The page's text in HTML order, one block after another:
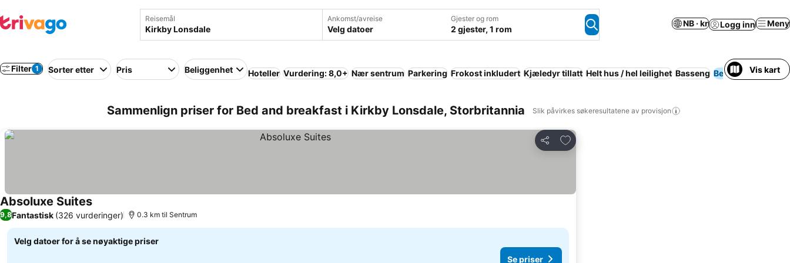
Reisemål Ankomst/avreise
Velg datoer
Gjester og rom
2 gjester, 1 rom
NB · kr Logg inn Meny
Filter 1 Sorter etter Pris Beliggenhet Hoteller Vurdering: 8,0+ Nær sentrum Parkering Frokost inkludert Kjæledyr tillatt Helt hus / hel leilighet Basseng Bed and breakfast
Vis kart
Sammenlign priser for Bed and breakfast i Kirkby Lonsdale, Storbritannia Slik påvirkes søkeresultatene av provisjon
Del
Legg til i favoritter
Absoluxe Suites
9,8Fantastisk (326 vurderinger) 0.3 km til Sentrum
Velg datoer for å se nøyaktige priser
Se priser